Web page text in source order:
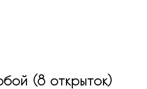
(8 открыток)